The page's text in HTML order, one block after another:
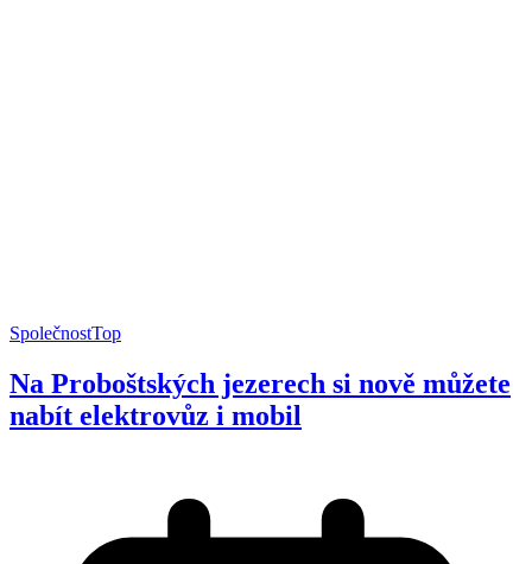
SpolečnostTop
Na Proboštských jezerech si nově můžete
nabít elektrovůz i mobil